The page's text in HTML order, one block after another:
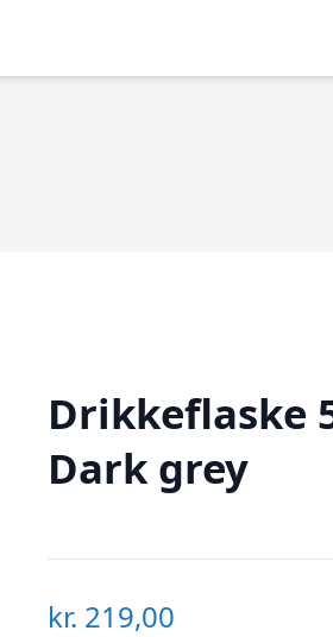
Drikkeflaske
Dark grey
kr. 219,00